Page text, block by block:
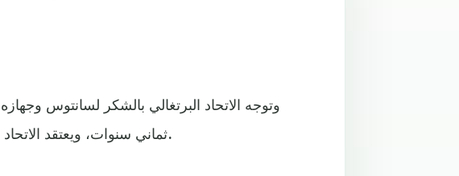
وتوجه الاتحاد البرتغالي بالشكر لسانتوس
ثماني سنوات، ويعتقد الاتحاد أن الشكر الموجه له نيابة عن كل البرتغاليين.